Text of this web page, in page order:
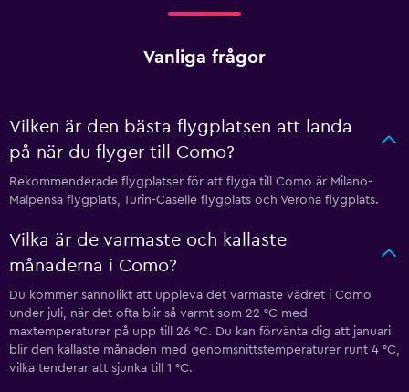
Vanliga frågor
Vilken är den bästa flygplatsen att landa
på när du flyger till Como?
Rekommenderade flygplatser för att flyga till Como är Milano-
Malpensa flygplats, Turin-Caselle flygplats och Verona flygplats.
Vilka är de varmaste och kallaste
månaderna i Como?
Du kommer sannolikt att uppleva det varmaste vädret i Como
under juli, när det ofta blir så varmt som 22 °C med
maxtemperaturer på upp till 26 °C. Du kan förvänta dig att januari
blir den kallaste månaden med genomsnittstemperaturer runt 4 °C,
vilka tenderar att sjunka till 1 °C.